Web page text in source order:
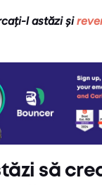
l astăzi și
să